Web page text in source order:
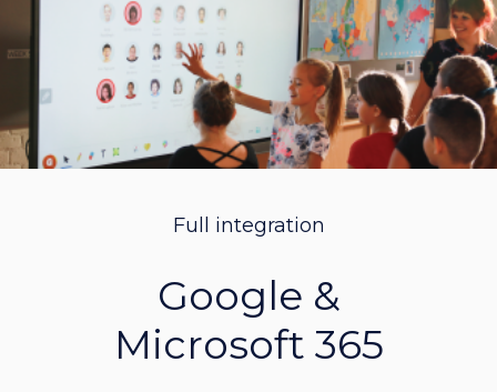
Full integration
Google &
Microsoft 365